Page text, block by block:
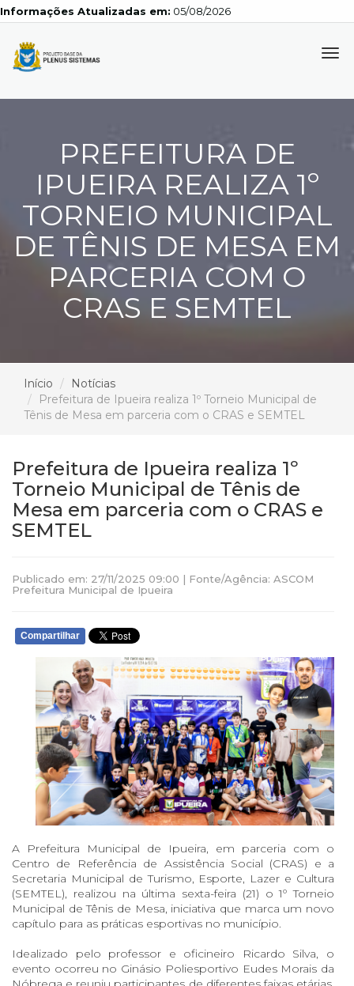
Atualizadas em: 05/08/2026
PREFEITURA DE
IPUEIRA REALIZA 1º
TORNEIO MUNICIPAL
DE TÊNIS DE MESA EM
PARCERIA COM O
CRAS E SEMTEL
Início
Notícias
Prefeitura de Ipueira realiza 1º Torneio Municipal de
Tênis de Mesa em parceria com o CRAS e SEMTEL
Prefeitura de Ipueira realiza 1º
Torneio Municipal de Tênis de
Mesa em parceria com o CRAS e
SEMTEL
Publicado em: 27/11/2025 09:00 | Fonte/Agência: ASCOM
Prefeitura Municipal de Ipueira
Compartilhar
A Prefeitura Municipal de Ipueira, em parceria com o
Centro de Referência de Assistência Social (CRAS) e a
Secretaria Municipal de Turismo, Esporte, Lazer e Cultura
(SEMTEL), realizou na última sexta-feira (21) o 1º Torneio
Municipal de Tênis de Mesa, iniciativa que marca um novo
capítulo para as práticas esportivas no município.
Idealizado pelo professor e oficineiro Ricardo Silva, o
evento ocorreu no Ginásio Poliesportivo Eudes Morais da